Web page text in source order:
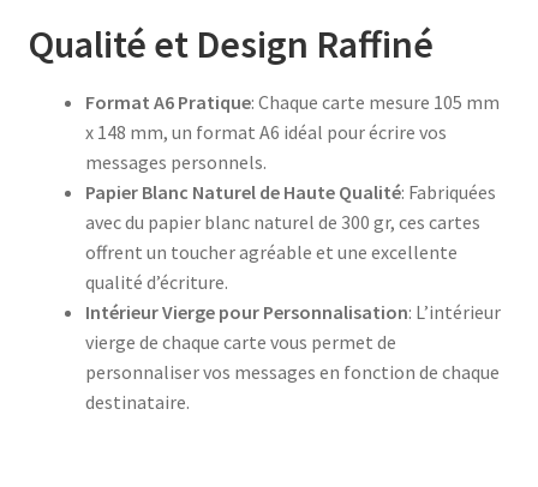
Qualité et Design Raffiné
Format A6 Pratique: Chaque carte mesure 105 mm
x 148 mm, un format A6 idéal pour écrire vos
messages personnels.
Papier Blanc Naturel de Haute Qualité: Fabriquées
avec du papier blanc naturel de 300 gr, ces cartes
offrent un toucher agréable et une excellente
qualité d’écriture.
Intérieur Vierge pour Personnalisation: L’intérieur
vierge de chaque carte vous permet de
personnaliser vos messages en fonction de chaque
destinataire.